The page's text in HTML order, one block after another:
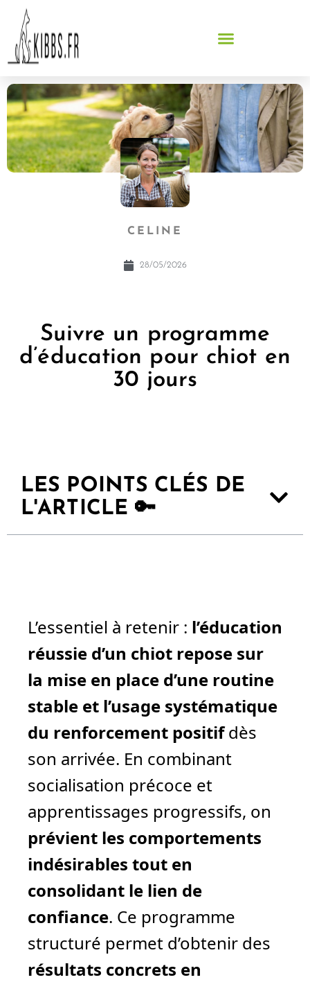
CELINE
28/05/2026
Suivre un programme
d’éducation pour chiot en
30 jours
LES POINTS CLÉS DE
L'ARTICLE 🔑
L’essentiel à retenir : l’éducation
réussie d’un chiot repose sur
la mise en place d’une routine
stable et l’usage systématique
du renforcement positifdès
son arrivée. En combinant
socialisation précoce et
apprentissages progressifs, on
prévient les comportements
indésirables tout en
consolidant le lien de
confiance. Ce programme
structuré permet d’obtenir des
résultats concrets en